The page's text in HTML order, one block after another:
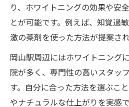
り、ホワイトニングの効果や安
とが可能です。例えば、知覚過
激の薬剤を使った方法が提案さ
岡山駅周辺にはホワイトニング
院が多く、専門性の高いスタッ
す。自分に合った方法を選ぶこ
やナチュラルな仕上がりを実感